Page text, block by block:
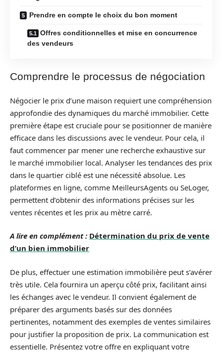
Prendre en compte le choix du bon moment
Offres conditionnelles et mise en concurrence
des vendeurs
Comprendre le processus de négociation
Négocier le prix d’une maison requiert une compréhension
approfondie des dynamiques du marché immobilier. Cette
première étape est cruciale pour se positionner de manière
efficace dans les discussions avec le vendeur. Pour cela, il
faut commencer par mener une recherche exhaustive sur
le marché immobilier local. Analyser les tendances des prix
dans le quartier ciblé est une nécessité absolue. Les
plateformes en ligne, comme MeilleursAgents ou SeLoger,
permettent d’obtenir des informations précises sur les
ventes récentes et les prix au mètre carré.
A lire en complément : Détermination du prix de vente
d’un bien immobilier
De plus, effectuer une estimation immobilière peut s’avérer
très utile. Cela fournira un aperçu côté prix, facilitant ainsi
les échanges avec le vendeur. Il convient également de
préparer des arguments basés sur des données
pertinentes, notamment des exemples de ventes similaires
pour justifier la proposition de prix. La communication est
essentielle. Présentez votre offre en expliquant votre